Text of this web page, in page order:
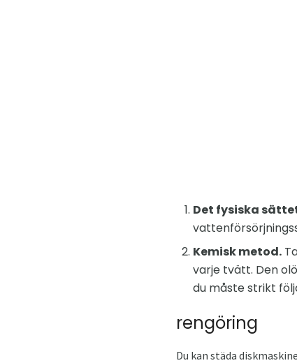
Det fysiska
Kemisk metod.
varje tvätt. Den
du måste strikt
rengöring
Du kan städa